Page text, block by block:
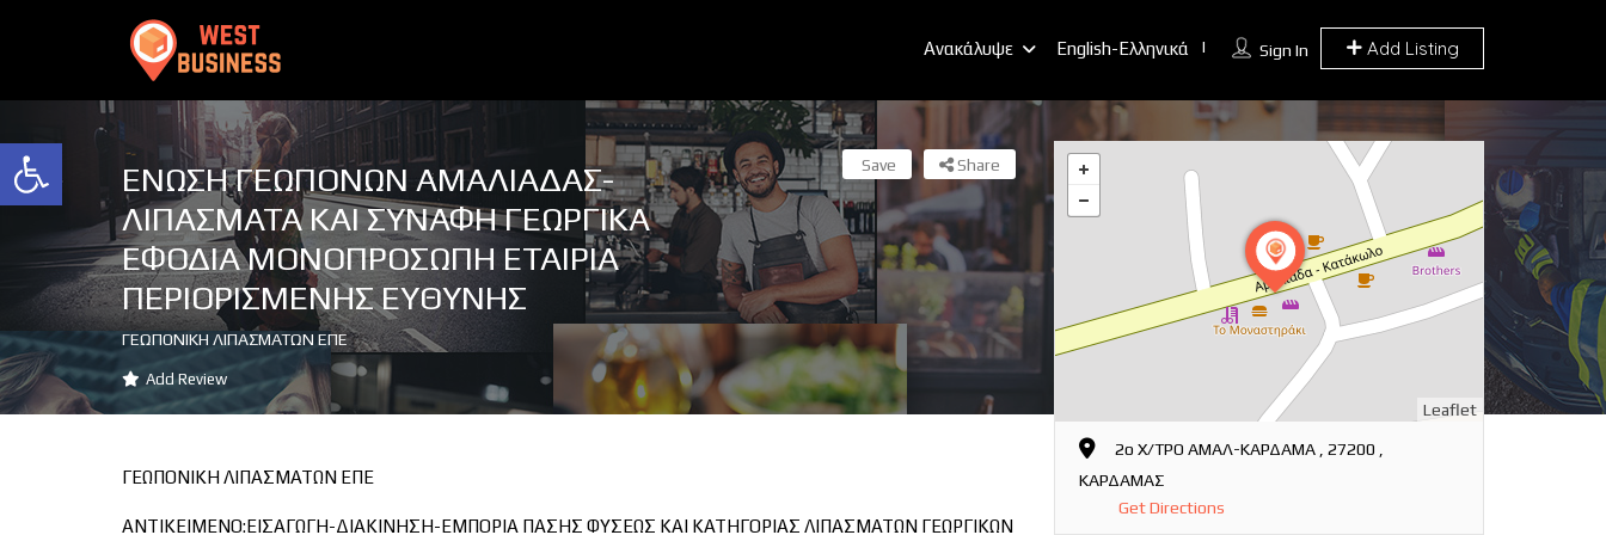
Ανοίξτε τη γραμμή εργαλείων
Sign In Add Listing
Ανακάλυψε English-Ελληνικά
ΕΝΩΣΗ ΓΕΩΠΟΝΩΝ ΑΜΑΛΙΑΔΑΣ-
ΛΙΠΑΣΜΑΤΑ ΚΑΙ ΣΥΝΑΦΗ ΓΕΩΡΓΙΚΑ
ΕΦΟΔΙΑ ΜΟΝΟΠΡΟΣΩΠΗ ΕΤΑΙΡΙΑ
ΠΕΡΙΟΡΙΣΜΕΝΗΣ ΕΥΘΥΝΗΣ
ΓΕΩΠΟΝΙΚΗ ΛΙΠΑΣΜΑΤΩΝ ΕΠΕ
Add Review
Share
Save
ΓΕΩΠΟΝΙΚΗ ΛΙΠΑΣΜΑΤΩΝ ΕΠΕ
ΑΝΤΙΚΕΙΜΕΝΟ:ΕΙΣΑΓΩΓΗ-ΔΙΑΚΙΝΗΣΗ-ΕΜΠΟΡΙΑ ΠΑΣΗΣ ΦΥΣΕΩΣ ΚΑΙ ΚΑΤΗΓΟΡΙΑΣ ΛΙΠΑΣΜΑΤΩΝ ΓΕΩΡΓΙΚΩΝ
Leaflet
2ο Χ/ΤΡΟ ΑΜΑΛ-ΚΑΡΔΑΜΑ , 27200 ,
ΚΑΡΔΑΜΑΣ
Get Directions